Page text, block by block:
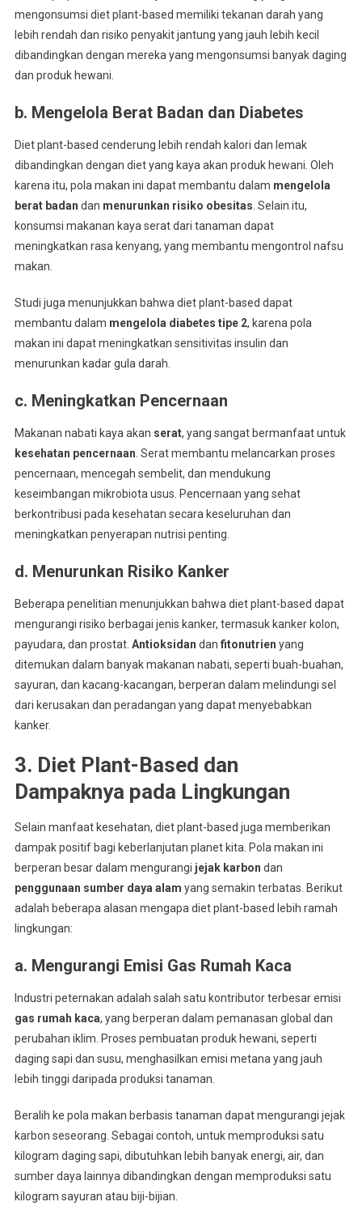
mengonsumsi diet plant-based memiliki tekanan darah yang
lebih rendah dan risiko penyakit jantung yang jauh lebih kecil
dibandingkan dengan mereka yang mengonsumsi banyak daging
dan produk hewani.
b. Mengelola Berat Badan dan Diabetes
Diet plant-based cenderung lebih rendah kalori dan lemak
dibandingkan dengan diet yang kaya akan produk hewani. Oleh
karena itu, pola makan ini dapat membantu dalam mengelola
berat badan dan menurunkan risiko obesitas. Selain itu,
konsumsi makanan kaya serat dari tanaman dapat
meningkatkan rasa kenyang, yang membantu mengontrol nafsu
makan.
Studi juga menunjukkan bahwa diet plant-based dapat
membantu dalam mengelola diabetes tipe 2, karena pola
makan ini dapat meningkatkan sensitivitas insulin dan
menurunkan kadar gula darah.
c. Meningkatkan Pencernaan
Makanan nabati kaya akan serat, yang sangat bermanfaat untuk
kesehatan pencernaan. Serat membantu melancarkan proses
pencernaan, mencegah sembelit, dan mendukung
keseimbangan mikrobiota usus. Pencernaan yang sehat
berkontribusi pada kesehatan secara keseluruhan dan
meningkatkan penyerapan nutrisi penting.
d. Menurunkan Risiko Kanker
Beberapa penelitian menunjukkan bahwa diet plant-based dapat
mengurangi risiko berbagai jenis kanker, termasuk kanker kolon,
payudara, dan prostat. Antioksidan dan fitonutrien yang
ditemukan dalam banyak makanan nabati, seperti buah-buahan,
sayuran, dan kacang-kacangan, berperan dalam melindungi sel
dari kerusakan dan peradangan yang dapat menyebabkan
kanker.
3. Diet Plant-Based dan
Dampaknya pada Lingkungan
Selain manfaat kesehatan, diet plant-based juga memberikan
dampak positif bagi keberlanjutan planet kita. Pola makan ini
berperan besar dalam mengurangi jejak karbon dan
penggunaan sumber daya alam yang semakin terbatas. Berikut
adalah beberapa alasan mengapa diet plant-based lebih ramah
lingkungan:
a. Mengurangi Emisi Gas Rumah Kaca
Industri peternakan adalah salah satu kontributor terbesar emisi
gas rumah kaca, yang berperan dalam pemanasan global dan
perubahan iklim. Proses pembuatan produk hewani, seperti
daging sapi dan susu, menghasilkan emisi metana yang jauh
lebih tinggi daripada produksi tanaman.
Beralih ke pola makan berbasis tanaman dapat mengurangi jejak
karbon seseorang. Sebagai contoh, untuk memproduksi satu
kilogram daging sapi, dibutuhkan lebih banyak energi, air, dan
sumber daya lainnya dibandingkan dengan memproduksi satu
kilogram sayuran atau biji-bijian.